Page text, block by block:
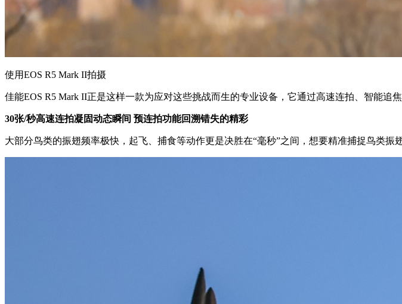
使用EOS R5 Mark II拍摄
佳能EOS R5 Mark II正是这样一款为应对这些挑战而生的专业设备，它通过高速连拍、智能追
30张/秒高速连拍凝固动态瞬间 预连拍功能回溯错失的精彩
大部分鸟类的振翅频率极快，起飞、捕食等动作更是决胜在“毫秒”之间，想要精准捕捉鸟类振